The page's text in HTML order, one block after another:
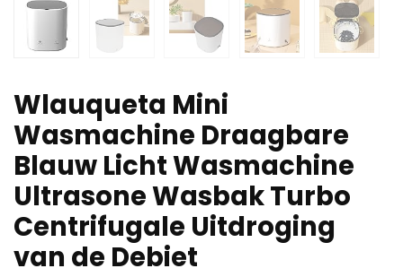
Wlauqueta Mini
Wasmachine Draagbare
Blauw Licht Wasmachine
Ultrasone Wasbak Turbo
Centrifugale Uitdroging
van de Debiet